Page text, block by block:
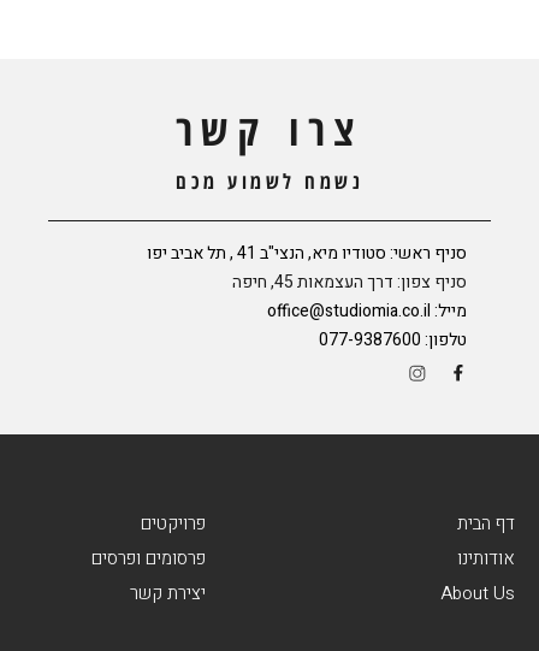
צרו קשר
נשמח לשמוע מכם
סניף ראשי: סטודיו מיא, הנצי"ב 41 , תל אביב יפו
סניף צפון: דרך העצמאות 45, חיפה
מייל:office@studiomia.co.il
טלפון:077-9387600
דף הבית
אודותינו
About Us
פרויקטים
פרסומים ופרסים
יצירת קשר